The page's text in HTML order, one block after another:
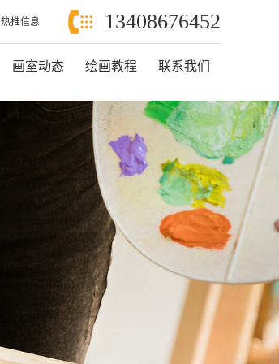
热推信息 13408676452
画室动态 绘画教程 联系我们